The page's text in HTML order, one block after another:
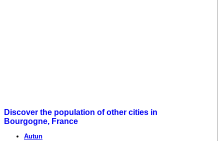
Discover the population of other cities in
Bourgogne, France
Autun